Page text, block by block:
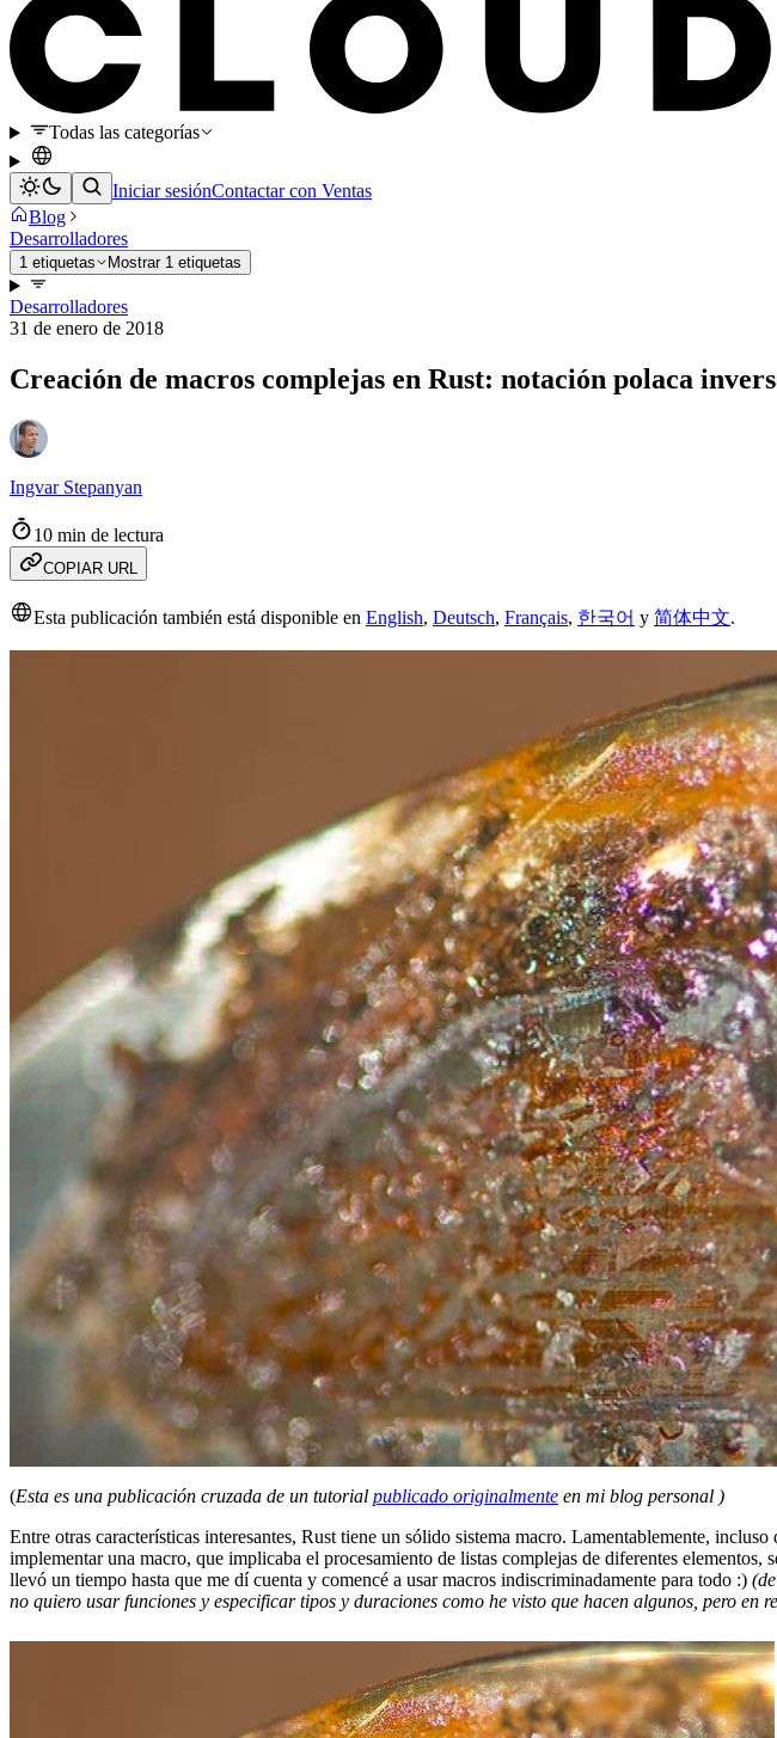
Todas las categorías
Iniciar sesiónContactar con Ventas
Blog
Desarrolladores
1 etiquetas Mostrar 1 etiquetas
Desarrolladores
31 de enero de 2018
Creación de macros complejas en Rust: notación polaca
Ingvar Stepanyan
10 min de lectura
COPIAR URL
Esta publicación también está disponible en English, Deutsch, Français, 한국어 y 简体中文.
(Esta es una publicación cruzada de un tutorial publicado originalmente en mi blog personal )
Entre otras características interesantes, Rust tiene un sólido sistema macro. Lamentablemente,
implementar una macro, que implicaba el procesamiento de listas complejas de diferentes elementos,
llevó un tiempo hasta que me dí cuenta y comencé a usar macros indiscriminadamente para todo :)
no quiero usar funciones y especificar tipos y duraciones como he visto que hacen algunos, pero en